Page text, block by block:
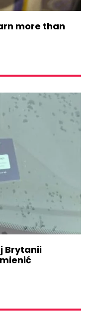
more than
Brytanii